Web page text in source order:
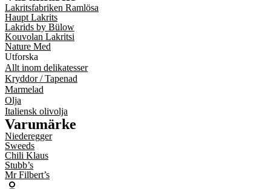
Lakritsfabriken Ramlösa
Haupt Lakrits
Lakrids by Bülow
Kouvolan Lakritsi
Nature Med
Utforska
Allt inom delikatesser
Kryddor / Tapenad
Marmelad
Olja
Italiensk olivolja
Varumärke
Niederegger
Sweeds
Chili Klaus
Stubb’s
Mr Filbert’s